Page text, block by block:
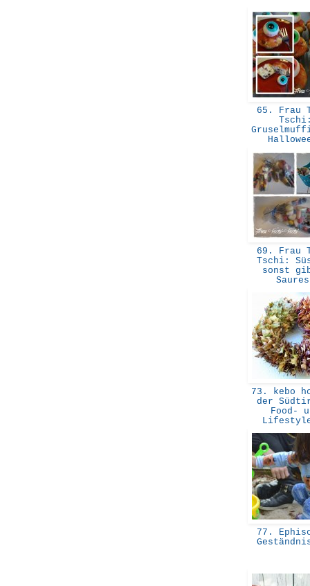
65. Frau
69. Frau
Tschi:
sonst
73. kebo
der
Food-
77.